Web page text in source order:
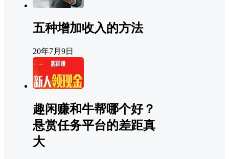
五种增加收入的方法
20年7月9日
趣闲赚和牛帮哪个好？
悬赏任务平台的差距真
大